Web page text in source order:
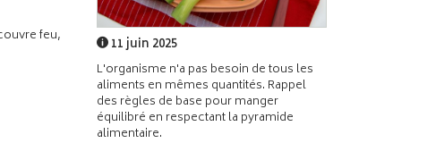
feu,
11 juin 2025
L'organisme n'a pas besoin de tous les
aliments en mêmes quantités. Rappel
des règles de base pour manger
équilibré en respectant la pyramide
alimentaire.